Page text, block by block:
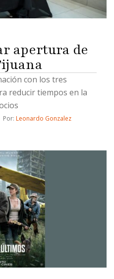
apertura de
con los tres
reducir tiempos en la
Por: Leonardo Gonzalez